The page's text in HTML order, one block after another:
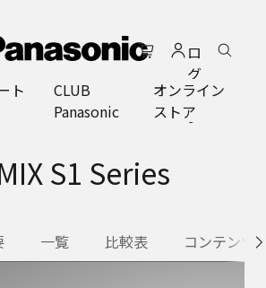
ロ
グ
イ
ン
ト
CLUB
Panasonic
オンライン
ストア
S1 Series
一覧 比較表 コンテンツ